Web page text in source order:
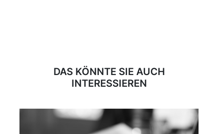
DAS KÖNNTE SIE AUCH
INTERESSIEREN